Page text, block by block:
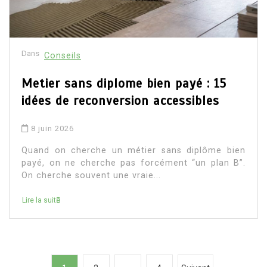
Dans Conseils
Metier sans diplome bien payé : 15
idées de reconversion accessibles
8 juin 2026
Quand on cherche un métier sans diplôme bien
payé, on ne cherche pas forcément “un plan B”.
On cherche souvent une vraie...
Lire la suite